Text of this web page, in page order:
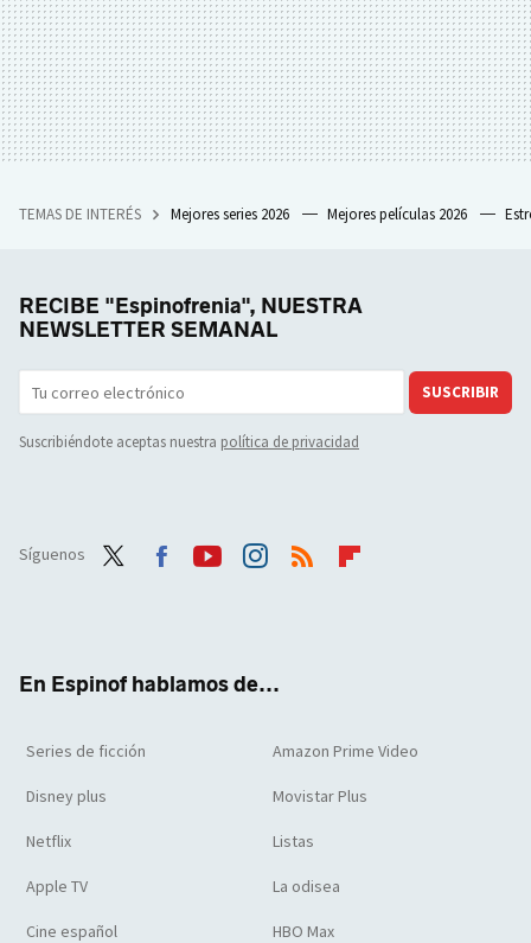
TEMAS DE INTERÉS Mejores series 2026 Mejores películas 2026
RECIBE "Espinofrenia", NUESTRA
NEWSLETTER SEMANAL
SUSCRIBIR
Suscribiéndote aceptas nuestra política de privacidad
Síguenos
En Espinof hablamos de...
Series de ficción Amazon Prime Video
Disney plus Movistar Plus
Netflix Listas
Apple TV La odisea
Cine español HBO Max